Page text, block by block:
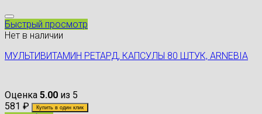
Быстрый просмотр
Нет в наличии
МУЛЬТИВИТАМИН РЕТАРД, КАПСУЛЫ 80 ШТУК, ARNEBIA
Оценка 5.00 из 5
581 ₽ Купить в один клик